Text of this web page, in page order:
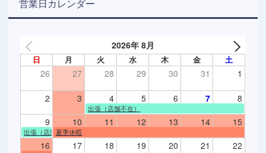
営業日カレンダー
2026年 8月
日 月 火 水 木 金 土
26 27 28 29 30 31 1
2 3 4 5 6 7 8
出張（店舗不在）
9 10 11 12 13 14 15
出張（店舗不在）
夏季休暇
16 17 18 19 20 21 22